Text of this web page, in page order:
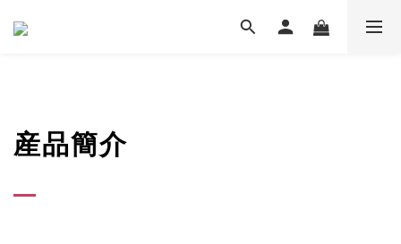
産品簡介